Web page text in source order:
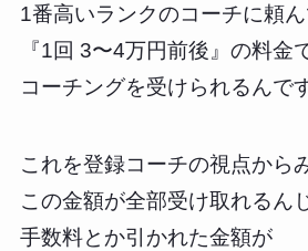
1番高いランクのコーチに頼ん
『1回 3〜4万円前後』の料金
コーチングを受けられるんで
これを登録コーチの視点から
この金額が全部受け取れるん
手数料とか引かれた金額が